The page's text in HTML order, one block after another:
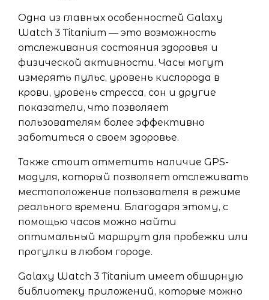
Одна из главных особенностей Galaxy
Watch 3 Titanium — это возможность
отслеживания состояния здоровья и
физической активности. Часы могут
измерять пульс, уровень кислорода в
крови, уровень стресса, сон и другие
показатели, что позволяет
пользователям более эффективно
заботиться о своем здоровье.
Также стоит отметить наличие GPS-
модуля, который позволяет отслеживать
местоположение пользователя в режиме
реального времени. Благодаря этому, с
помощью часов можно найти
оптимальный маршрут для пробежки или
прогулки в любом городе.
Galaxy Watch 3 Titanium имеет обширную
библиотеку приложений, которые можно